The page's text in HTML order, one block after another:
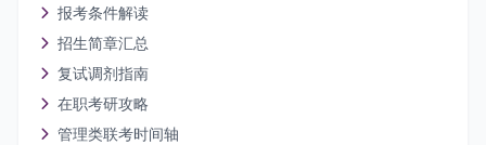
报考条件解读
招生简章汇总
复试调剂指南
在职考研攻略
管理类联考时间轴